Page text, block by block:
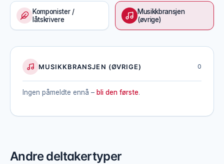
Komponister /
låtskrivere
Musikkbransjen
(øvrige)
MUSIKKBRANSJEN (ØVRIGE) 0
Ingen påmeldte ennå – bli den første.
Andre deltakertyper